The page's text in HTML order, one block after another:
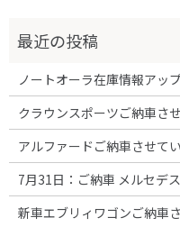
ノートオーラ在庫情報アッ
クラウンスポーツご納車さ
アルファードご納車させて
7月31日：ご納車 メルセデ
新車エブリィワゴンご納車